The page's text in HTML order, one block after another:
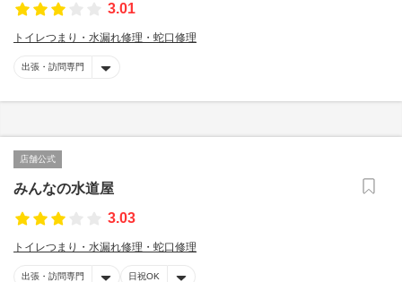
3.01
トイレつまり・水漏れ修理・蛇口修理
出張・訪問専門
店舗公式
みんなの水道屋
3.03
トイレつまり・水漏れ修理・蛇口修理
出張・訪問専門 日祝OK